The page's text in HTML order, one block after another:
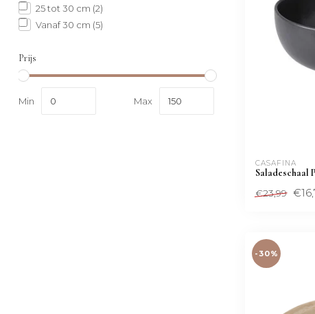
25 tot 30 cm (2)
Vanaf 30 cm (5)
Prijs
Min Max
CASAFINA
Saladeschaal
€23,99
-30%